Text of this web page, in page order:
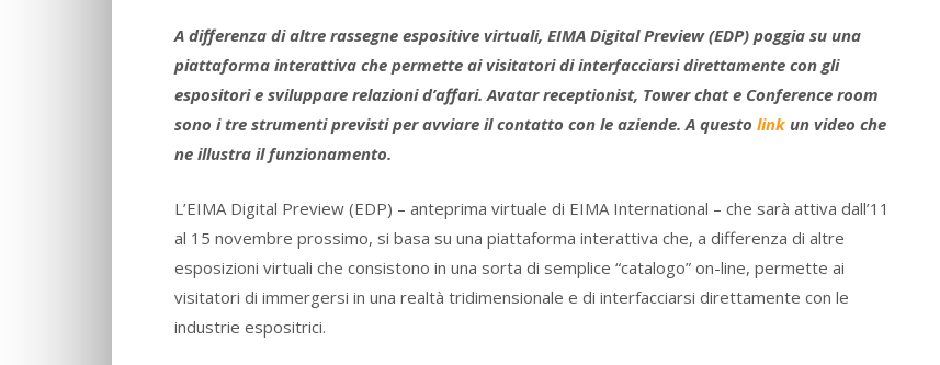
A differenza di altre rassegne espositive virtuali, EIMA Digital Preview (EDP) poggia su una
piattaforma interattiva che permette ai visitatori di interfacciarsi direttamente con gli
espositori e sviluppare relazioni d’affari. Avatar receptionist, Tower chat e Conference room
sono i tre strumenti previsti per avviare il contatto con le aziende. A questo link un video che
ne illustra il funzionamento.
L’EIMA Digital Preview (EDP) – anteprima virtuale di EIMA International – che sarà attiva dall’11
al 15 novembre prossimo, si basa su una piattaforma interattiva che, a differenza di altre
esposizioni virtuali che consistono in una sorta di semplice “catalogo” on-line, permette ai
visitatori di immergersi in una realtà tridimensionale e di interfacciarsi direttamente con le
industrie espositrici.